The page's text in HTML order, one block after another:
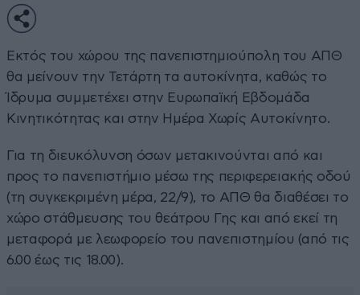
Εκτός του χώρου της πανεπιστημιούπολη του ΑΠΘ
θα μείνουν την Τετάρτη τα αυτοκίνητα, καθώς το
Ίδρυμα συμμετέχει στην Ευρωπαϊκή Εβδομάδα
Κινητικότητας και στην Ημέρα Χωρίς Αυτοκίνητο.
Για τη διευκόλυνση όσων μετακινούνται από και
προς το πανεπιστήμιο μέσω της περιφερειακής οδού
(τη συγκεκριμένη μέρα, 22/9), το ΑΠΘ θα διαθέσει το
χώρο στάθμευσης του θεάτρου Γης και από εκεί τη
μεταφορά με λεωφορείο του πανεπιστημίου (από τις
6.00 έως τις 18.00).